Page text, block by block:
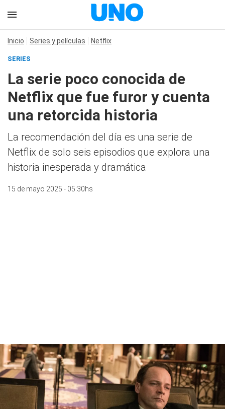
Inicio Series y películas Netflix
SERIES
La serie poco conocida de
Netflix que fue furor y cuenta
una retorcida historia
La recomendación del día es una serie de
Netflix de solo seis episodios que explora una
historia inesperada y dramática
15 de mayo 2025 - 05:30hs